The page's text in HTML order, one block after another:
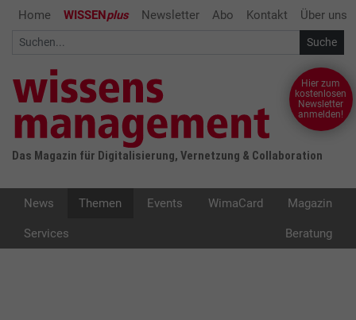
Home WISSENplus Newsletter Abo Kontakt Über uns
Das Magazin für Digitalisierung, Vernetzung & Collaboration
Hier zum
kostenlosen
Newsletter
anmelden!
News Themen Events WimaCard Magazin
Services Beratung